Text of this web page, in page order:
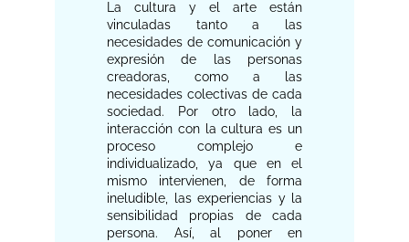
La cultura y el arte están
vinculadas tanto a las
necesidades de comunicación y
expresión de las personas
creadoras, como a las
necesidades colectivas de cada
sociedad. Por otro lado, la
interacción con la cultura es un
proceso complejo e
individualizado, ya que en el
mismo intervienen, de forma
ineludible, las experiencias y la
sensibilidad propias de cada
persona. Así, al poner en